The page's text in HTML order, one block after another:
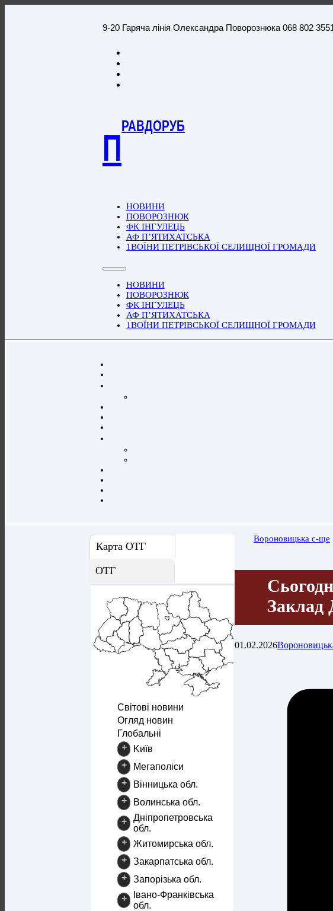
9-20 Гаряча лінія Олександра Поворознюка 068 802
П
РАВДОРУБ
НОВИНИ
ПОВОРОЗНЮК
ФК ІНГУЛЕЦЬ
АФ П’ЯТИХАТСЬКА
1ВОЇНИ ПЕТРІВСЬКОЇ СЕЛИЩНОЇ ГРОМАДИ
НОВИНИ
ПОВОРОЗНЮК
ФК ІНГУЛЕЦЬ
АФ П’ЯТИХАТСЬКА
1ВОЇНИ ПЕТРІВСЬКОЇ СЕЛИЩНОЇ ГРОМАДИ
Карта ОТГ
ОТГ
Світові новини
Огляд новин
Глобальні
+
Kиїв
+
Mегаполіси
+
Вінницька обл.
+
Волинська обл.
+
Дніпропетровська
обл.
+
Житомирська обл.
+
Закарпатська обл.
+
Запорізька обл.
+
Івано-Франківська
обл.
Вороновицька с-ще
Заклад
01.02.2026